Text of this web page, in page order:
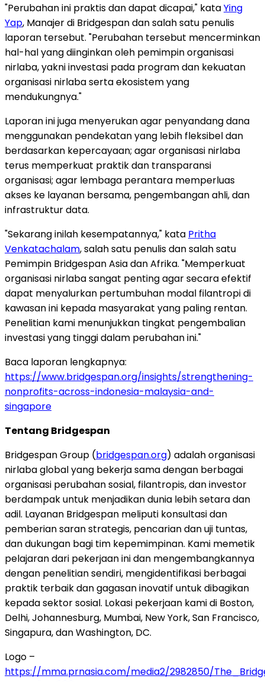
"Perubahan ini praktis dan dapat dicapai," kataYing
Yap, Manajer di Bridgespan dan salah satu penulis
laporan tersebut. "Perubahan tersebut mencerminkan
hal-hal yang diinginkan oleh pemimpin organisasi
nirlaba, yakni investasi pada program dan kekuatan
organisasi nirlaba serta ekosistem yang
mendukungnya."
Laporan ini juga menyerukan agar penyandang dana
menggunakan pendekatan yang lebih fleksibel dan
berdasarkan kepercayaan; agar organisasi nirlaba
terus memperkuat praktik dan transparansi
organisasi; agar lembaga perantara memperluas
akses ke layanan bersama, pengembangan ahli, dan
infrastruktur data.
"Sekarang inilah kesempatannya," kata Pritha
Venkatachalam, salah satu penulis dan salah satu
Pemimpin Bridgespan Asia dan Afrika. "Memperkuat
organisasi nirlaba sangat penting agar secara efektif
dapat menyalurkan pertumbuhan modal filantropi di
kawasan ini kepada masyarakat yang paling rentan.
Penelitian kami menunjukkan tingkat pengembalian
investasi yang tinggi dalam perubahan ini."
Baca laporan lengkapnya:
https://www.bridgespan.org/insights/strengthening-
nonprofits-across-indonesia-malaysia-and-
singapore
Tentang Bridgespan
Bridgespan Group (bridgespan.org) adalah organisasi
nirlaba global yang bekerja sama dengan berbagai
organisasi perubahan sosial, filantropis, dan investor
berdampak untuk menjadikan dunia lebih setara dan
adil. Layanan Bridgespan meliputi konsultasi dan
pemberian saran strategis, pencarian dan uji tuntas,
dan dukungan bagi tim kepemimpinan. Kami memetik
pelajaran dari pekerjaan ini dan mengembangkannya
dengan penelitian sendiri, mengidentifikasi berbagai
praktik terbaik dan gagasan inovatif untuk dibagikan
kepada sektor sosial. Lokasi pekerjaan kami di Boston,
Delhi, Johannesburg, Mumbai, New York, San Francisco,
Singapura, dan Washington, DC.
Logo –
https://mma.prnasia.com/media2/2982850/